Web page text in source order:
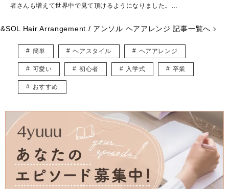
者さんも増えて世界中で見て頂けるようになりました。
普段のヘアアレンジだけでなく、結婚式や入学式などのイベントやパー
ティーヘアの参考にして頂けると嬉しいです。
◆YouTube
https://www.youtube.com/c/hairworksSOL/featured
◆Instagram
https://www.instagram.com/ansol_hair/
&SOL Hair Arrangement / アンソル ヘアアレンジ 記事一覧へ
簡単 ヘアスタイル ヘアアレンジ
可愛い 初心者 入学式 卒業
おすすめ